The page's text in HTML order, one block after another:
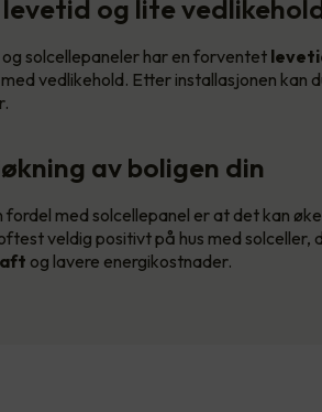
og lite
og solcellepaneler har en forventet
vedlikehold. Etter installasjonen kan
av boligen din
fordel med solcellepanel er at det kan
veldig positivt på hus med solceller,
og lavere energikostnader.